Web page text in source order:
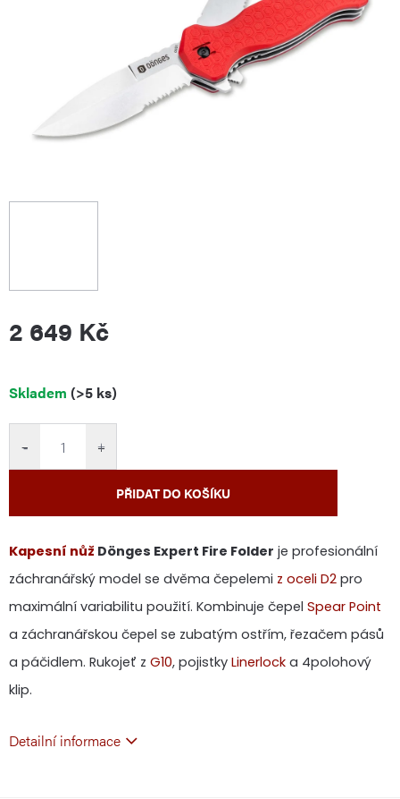
2 649 Kč
Měrná
Skladem (>5 ks)
+
−
PŘIDAT DO KOŠÍKU
Kapesní nůž Dönges Expert Fire Folder je profesionální
záchranářský model se dvěma čepelemi z oceli D2 pro
maximální variabilitu použití. Kombinuje čepel Spear Point
a záchranářskou čepel se zubatým ostřím, řezačem pásů
a páčidlem. Rukojeť z G10, pojistky Linerlock a 4polohový
klip.
Detailní informace